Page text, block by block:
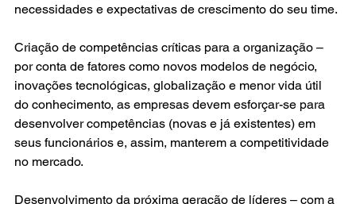
necessidades e expectativas de crescimento do seu time.
Criação de competências críticas para a organização –
por conta de fatores como novos modelos de negócio,
inovações tecnológicas, globalização e menor vida útil
do conhecimento, as empresas devem esforçar-se para
desenvolver competências (novas e já existentes) em
seus funcionários e, assim, manterem a competitividade
no mercado.
Desenvolvimento da próxima geração de líderes – com a